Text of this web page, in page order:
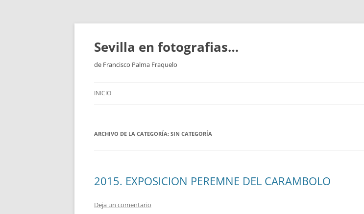
Saltar
contenido
Sevilla en fotografias…
de Francisco Palma Fraquelo
INICIO
ARCHIVO DE LA CATEGORÍA: SIN CATEGORÍA
2015. EXPOSICION PEREMNE DEL CARAMBOLO
Deja un comentario